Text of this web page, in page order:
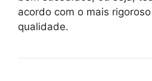
acordo com o mais
qualidade.